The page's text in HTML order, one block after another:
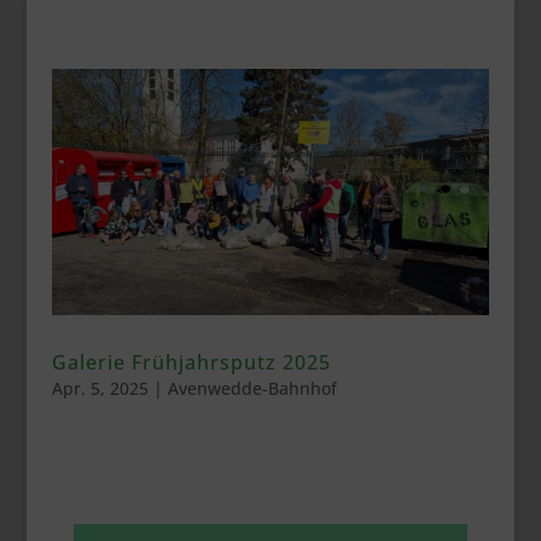
Galerie Frühjahrsputz 2025
Apr. 5, 2025 | Avenwedde-Bahnhof